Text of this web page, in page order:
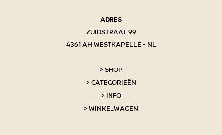
Adres
Zuidstraat 99
4361 AH Westkapelle - NL
Shop
Categorieën
Info
Winkelwagen